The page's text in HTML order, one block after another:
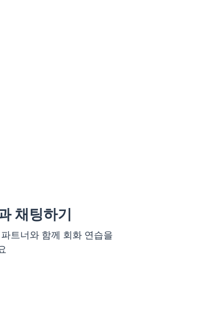
채팅하기
트너와 함께 회화 연습을